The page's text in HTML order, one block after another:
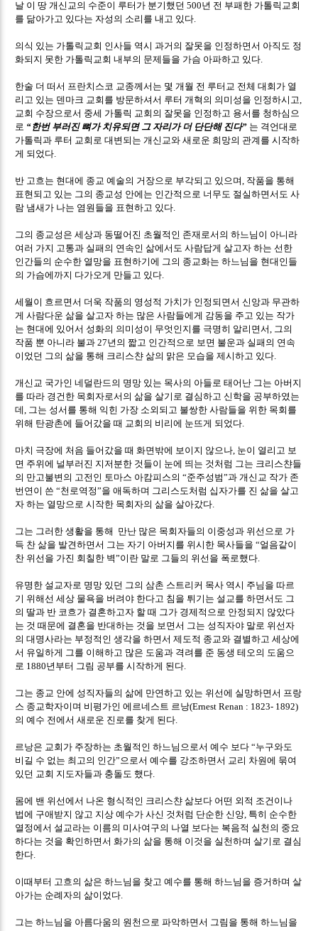
날 이 땅 개신교의 수준이 루터가 분기했던500년 전 부패한 가톨릭교회
를 닮아가고 있다는 자성의 소리를 내고 있다
의식 있는 가톨릭교회 인사들 역시 과거의 잘못을 인정하면서 아직도 정
화되지 못한 가톨릭교회 내부의 문제들을 가슴 아파하고 있다
한술 더 떠서 프란치스코 교종께서는 몇 개월 전 루터교 전체 대회가 열
리고 있는 덴마크 교회를 방문하셔서 루터 개혁의 의미성을 인정하시고
교회 수장으로서 중세 가톨릭 교회의 잘못을 인정하고 용서를 청하심으
로 “한번 부러진 뼈가 치유되면 그 자리가 더 단단해 진다” 는 격언대로
가톨릭과 루터 교회로 대변되는 개신교와 새로운 희망의 관계를 시작하
게 되었다
반 고흐는 현대에 종교 예술의 거장으로 부각되고 있으며 작품을 통해
표현되고 있는 그의 종교성 안에는 인간적으로 너무도 절실하면서도 사
람 냄새가 나는 염원들을 표현하고 있다
그의 종교성은 세상과 동떨어진 초월적인 존재로서의 하느님이 아니라
여러 가지 고통과 실패의 연속인 삶에서도 사람답게 살고자 하는 선한
인간들의 순수한 열망을 표현하기에 그의 종교화는 하느님을 현대인들
의 가슴에까지 다가오게 만들고 있다
세월이 흐르면서 더욱 작품의 영성적 가치가 인정되면서 신앙과 무관하
게 사람다운 삶을 살고자 하는 많은 사람들에게 감동을 주고 있는 작가
는 현대에 있어서 성화의 의미성이 무엇인지를 극명히 알리면서 그의
작품 뿐 아니라 불과27년의 짧고 인간적으로 보면 불운과 실패의 연속
이었던 그의 삶을 통해 크리스챤 삶의 맑은 모습을 제시하고 있다
개신교 국가인 네덜란드의 명망 있는 목사의 아들로 태어난 그는 아버지
를 따라 경건한 목회자로서의 삶을 살기로 결심하고 신학을 공부하였는
데 그는 성서를 통해 익힌 가장 소외되고 불쌍한 사람들을 위한 목회를
위해 탄광촌에 들어갔을 때 교회의 비리에 눈뜨게 되었다
마치 극장에 처음 들어갔을 때 화면밖에 보이지 않으나 눈이 열리고 보
면 주위에 널부러진 지저분한 것들이 눈에 띄는 것처럼 그는 크리스챤들
의 만고불변의 고전인 토마스 아캄피스의“준주성범”과 개신교 작가 존
번연이 쓴“천로역정”을 애독하며 그리스도처럼 십자가를 진 삶을 살고
자 하는 열망으로 시작한 목회자의 삶을 살아갔다
그는 그러한 생활을 통해 만난 많은 목회자들의 이중성과 위선으로 가
득 찬 삶을 발견하면서 그는 자기 아버지를 위시한 목사들을“얼음같이
찬 위선을 가진 회칠한 벽”이란 말로 그들의 위선을 폭로했다
유명한 설교자로 명망 있던 그의 삼촌 스트리커 목사 역시 주님을 따르
기 위해선 세상 물욕을 버려야 한다고 침을 튀기는 설교를 하면서도 그
의 딸과 반 코흐가 결혼하고자 할 때 그가 경제적으로 안정되지 않았다
는 것 때문에 결혼을 반대하는 것을 보면서 그는 성직자야 말로 위선자
의 대명사라는 부정적인 생각을 하면서 제도적 종교와 결별하고 세상에
서 유일하게 그를 이해하고 많은 도움과 격려를 준 동생 테오의 도움으
로 1880년부터 그림 공부를 시작하게 된다
그는 종교 안에 성직자들의 삶에 만연하고 있는 위선에 실망하면서 프랑
스 종교학자이며 비평가인 에르네스트 르낭(Ernest Renan : 1823- 1892)
의 예수 전에서 새로운 진로를 찾게 된다
르낭은 교회가 주장하는 초월적인 하느님으로서 예수 보다“누구와도
비길 수 없는 최고의 인간”으로서 예수를 강조하면서 교리 차원에 묶여
있던 교회 지도자들과 충돌도 했다
몸에 밴 위선에서 나온 형식적인 크리스챤 삶보다 어떤 외적 조건이나
법에 구애받지 않고 지상 예수가 사신 것처럼 단순한 신앙 특히 순수한
열정에서 설교라는 이름의 미사여구의 나열 보다는 복음적 실천의 중요
하다는 것을 확인하면서 화가의 삶을 통해 이것을 실천하며 살기로 결심
한다
이때부터 고흐의 삶은 하느님을 찾고 예수를 통해 하느님을 증거하며 살
아가는 순례자의 삶이었다
그는 하느님을 아름다움의 원천으로 파악하면서 그림을 통해 하느님을